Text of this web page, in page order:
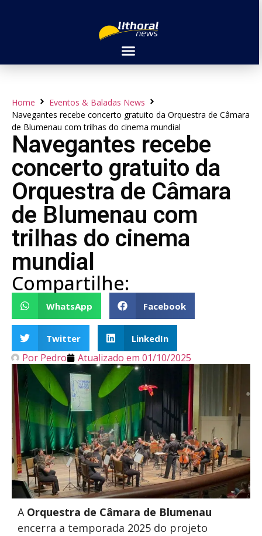
Home
Eventos & Baladas News
Navegantes recebe concerto gratuito da Orquestra de Câmara
de Blumenau com trilhas do cinema mundial
Navegantes recebe
concerto gratuito da
Orquestra de Câmara
de Blumenau com
trilhas do cinema
mundial
Compartilhe:
WhatsApp Facebook
Twitter LinkedIn
Por Pedro Atualizado em 01/10/2025
A Orquestra de Câmara de Blumenau
encerra a temporada 2025 do projeto